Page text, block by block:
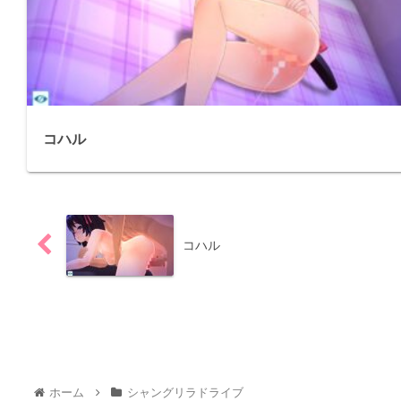
コハル
コハル
ホーム シャングリラドライブ